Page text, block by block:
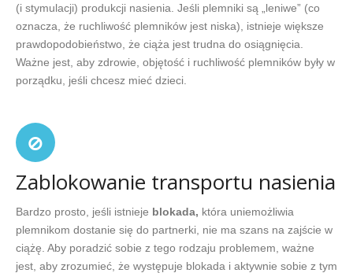
(i stymulacji) produkcji nasienia. Jeśli plemniki są „leniwe” (co
oznacza, że ruchliwość plemników jest niska), istnieje większe
prawdopodobieństwo, że ciąża jest trudna do osiągnięcia.
Ważne jest, aby zdrowie, objętość i ruchliwość plemników były w
porządku, jeśli chcesz mieć dzieci.
Zablokowanie transportu nasienia
Bardzo prosto, jeśli istnieje blokada, która uniemożliwia
plemnikom dostanie się do partnerki, nie ma szans na zajście w
ciążę. Aby poradzić sobie z tego rodzaju problemem, ważne
jest, aby zrozumieć, że występuje blokada i aktywnie sobie z tym